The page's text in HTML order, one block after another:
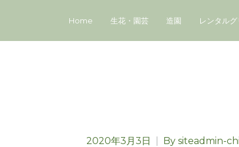
Home 生花・園芸 造園 レンタル
2020年3月3日 By siteadmin-